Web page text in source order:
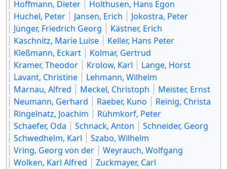
Hoffmann, Dieter
Holthusen, Hans Egon
Huchel, Peter
Jansen, Erich
Jokostra, Peter
Jünger, Friedrich Georg
Kästner, Erich
Kaschnitz, Marie Luise
Keller, Hans Peter
Kleßmann, Eckart
Kolmar, Gertrud
Kramer, Theodor
Krolow, Karl
Lange, Horst
Lavant, Christine
Lehmann, Wilhelm
Marnau, Alfred
Meckel, Christoph
Meister, Ernst
Neumann, Gerhard
Raeber, Kuno
Reinig, Christa
Ringelnatz, Joachim
Rühmkorf, Peter
Schaefer, Oda
Schnack, Anton
Schneider, Georg
Schwedhelm, Karl
Szabo, Wilhelm
Vring, Georg von der
Weyrauch, Wolfgang
Wolken, Karl Alfred
Zuckmayer, Carl